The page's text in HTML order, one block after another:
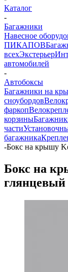
Каталог
-
Багажники
Навесное
ПИКАПОВ
всехЭкстерьер
автомобилей
-
Автобоксы
Багажники на
сноубордов
фаркоп
корзины
части
багажника
-Бокс на крышу
Бокс на
глянцевый